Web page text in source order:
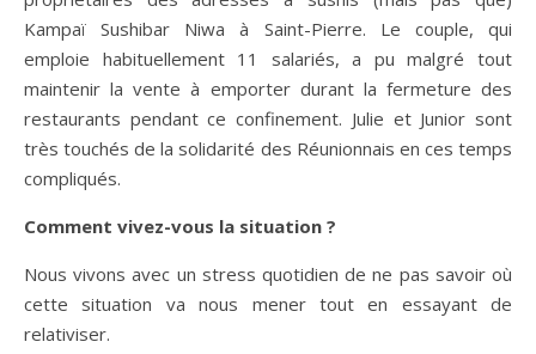
Kampaï Sushibar Niwa à Saint-Pierre. Le couple, qui
emploie habituellement 11 salariés, a pu malgré tout
maintenir la vente à emporter durant la fermeture des
restaurants pendant ce confinement. Julie et Junior sont
très touchés de la solidarité des Réunionnais en ces temps
compliqués.
Comment vivez-vous la situation ?
Nous vivons avec un stress quotidien de ne pas savoir où
cette situation va nous mener tout en essayant de
relativiser.